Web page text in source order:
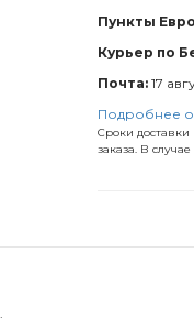
Пункты
Курьер по
Почта: 17
Подробнее
Сроки доставки
заказа. В